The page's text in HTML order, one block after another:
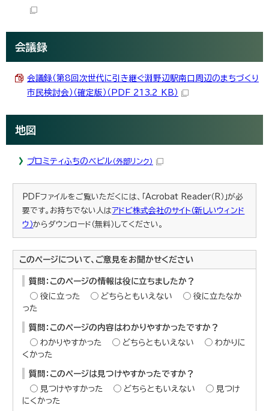
会議録
会議録（第8回次世代に引き継ぐ淵野辺駅南口周辺のまちづくり
市民検討会）（確定版）（PDF 213.2 KB）
地図
プロミティふちのべビル （外部リンク）
PDFファイルをご覧いただくには、「Acrobat Reader（R）」が必
要です。お持ちでない人はアドビ株式会社のサイト（新しいウィンド
ウ）からダウンロード（無料）してください。
このページについて、ご意見をお聞かせください
質問：このページの情報は役に立ちましたか？
役に立った
どちらともいえない
役に立たなか
った
質問：このページの内容はわかりやすかったですか？
わかりやすかった
どちらともいえない
わかりに
くかった
質問：このページは見つけやすかったですか？
見つけやすかった
どちらともいえない
見つけ
にくかった